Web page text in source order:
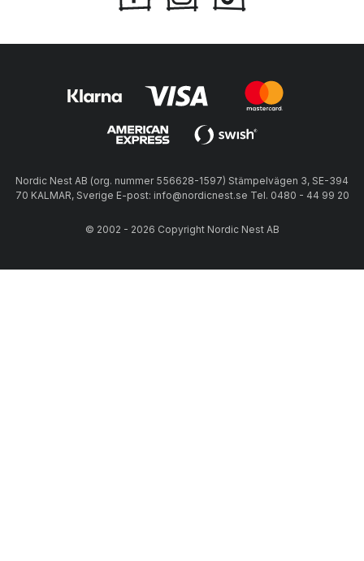
Nordic Nest AB (org. nummer 556628-1597) Stämpelvägen 3, SE-394
70 KALMAR, Sverige E-post: info@nordicnest.se Tel. 0480 - 44 99 20
© 2002 - 2026 Copyright Nordic Nest AB